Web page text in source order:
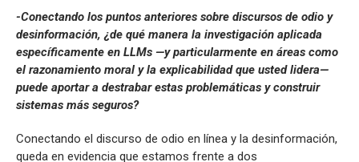
-Conectando los puntos anteriores sobre discursos de odio y
desinformación, ¿de qué manera la investigación aplicada
específicamente en LLMs —y particularmente en áreas como
el razonamiento moral y la explicabilidad que usted lidera—
puede aportar a destrabar estas problemáticas y construir
sistemas más seguros?
Conectando el discurso de odio en línea y la desinformación,
queda en evidencia que estamos frente a dos